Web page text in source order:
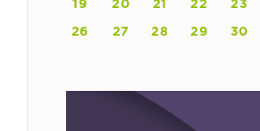
19 20 21 22 23
26 27 28 29 30